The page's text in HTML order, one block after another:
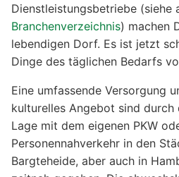
Dienstleistungsbetriebe (siehe
Branchenverzeichnis) machen
lebendigen Dorf. Es ist jetzt
Dinge des täglichen Bedarfs
Eine umfassende Versorgung
kulturelles Angebot sind durch
Lage mit dem eigenen PKW
Personennahverkehr in den
Bargteheide, aber auch in